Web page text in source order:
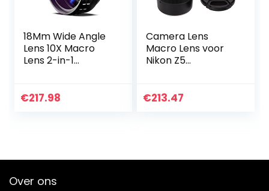
18Mm Wide Angle
Lens 10X Macro
Lens 2-in-1
Adapter Ring,Fit
€217.98
Camera Lens
Macro Lens voor
Nikon Z5
Camera Lens
€213.47
Over ons